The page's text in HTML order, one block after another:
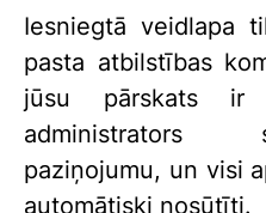
Iesniegtā veidlapa
pasta atbilstības
jūsu pārskats ir
administrators
paziņojumu, un visi
automātiski nosūtīti.